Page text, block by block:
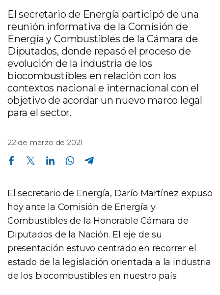
El secretario de Energía participó de una
reunión informativa de la Comisión de
Energía y Combustibles de la Cámara de
Diputados, donde repasó el proceso de
evolución de la industria de los
biocombustibles en relación con los
contextos nacional e internacional con el
objetivo de acordar un nuevo marco legal
para el sector.
22 de marzo de 2021
Compartir en Facebook Compartir en Twitter Compartir en Linkedin Compartir en Whatsapp
El secretario de Energía, Darío Martínez expuso
hoy ante la Comisión de Energía y
Combustibles de la Honorable Cámara de
Diputados de la Nación. El eje de su
presentación estuvo centrado en recorrer el
estado de la legislación orientada a la industria
de los biocombustibles en nuestro país.